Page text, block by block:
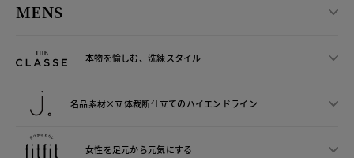
MENS
本物を愉しむ、洗練スタイル
名品素材×立体裁断仕立てのハイエンドライン
女性を足元から元気にする